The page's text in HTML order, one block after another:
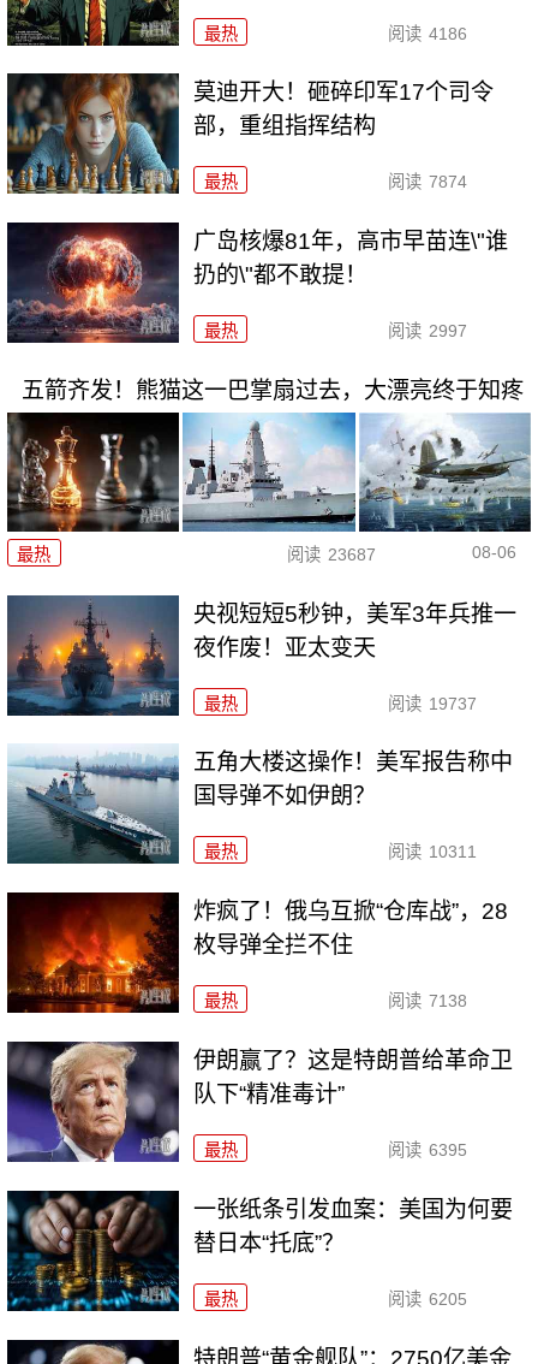
最热 阅读 4186
莫迪开大！砸碎印军17个司令
部，重组指挥结构
最热 阅读 7874
广岛核爆81年，高市早苗连\"谁
扔的\"都不敢提！
最热 阅读 2997
五箭齐发！熊猫这一巴掌扇过去，大漂亮终于知疼
最热 阅读 23687 08-06
央视短短5秒钟，美军3年兵推一
夜作废！亚太变天
最热 阅读 19737
五角大楼这操作！美军报告称中
国导弹不如伊朗？
最热 阅读 10311
炸疯了！俄乌互掀“仓库战”，28
枚导弹全拦不住
最热 阅读 7138
伊朗赢了？这是特朗普给革命卫
队下“精准毒计”
最热 阅读 6395
一张纸条引发血案：美国为何要
替日本“托底”？
最热 阅读 6205
特朗普“黄金舰队”：2750亿美金